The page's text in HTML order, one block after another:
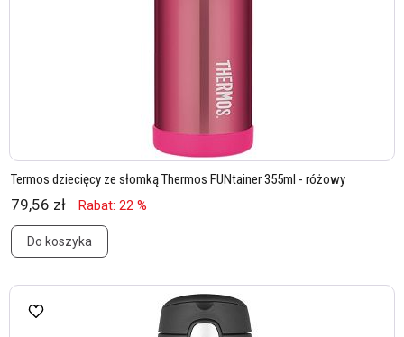
Termos dziecięcy ze słomką Thermos FUNtainer 355ml - różowy
79,56 zł Rabat: 22 %
Do koszyka